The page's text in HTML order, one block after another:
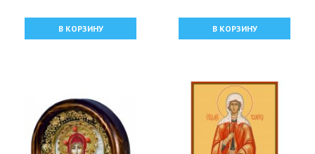
В КОРЗИНУ В КОРЗИНУ